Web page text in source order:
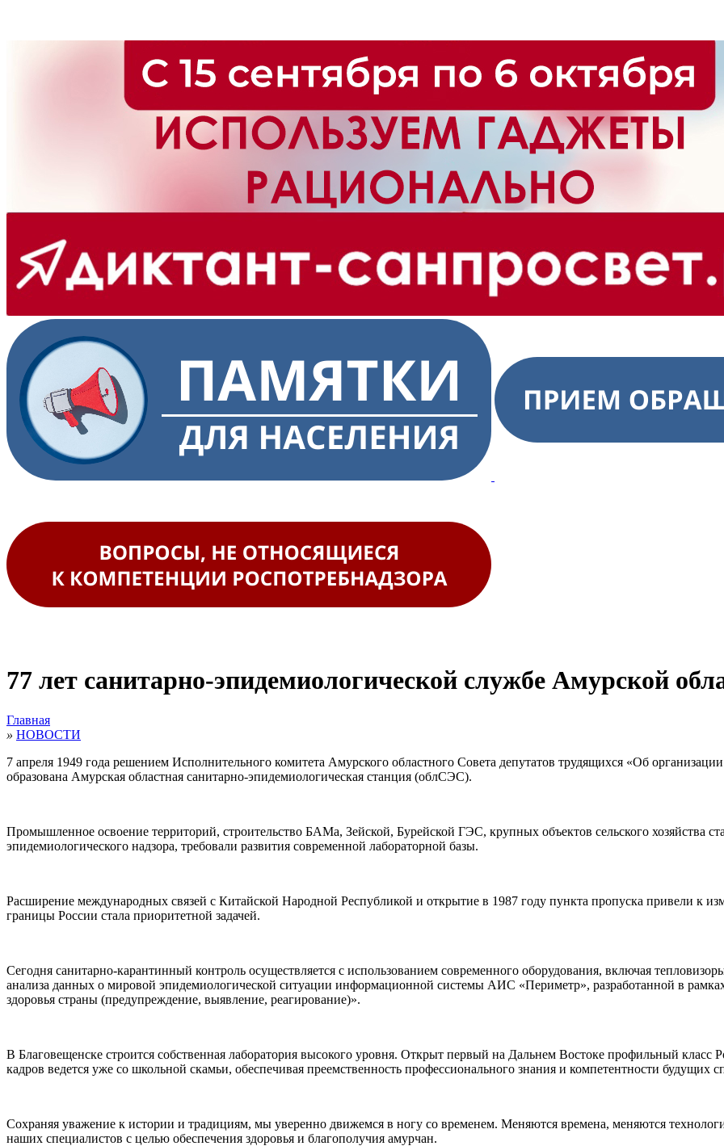
77 лет санитарно-эпидемиологической службе Амурской
Главная
» НОВОСТИ
7 апреля 1949 года решением Исполнительного комитета Амурского областного Совета депутатов трудящихся «Об
образована Амурская областная санитарно-эпидемиологическая станция (облСЭС).
Промышленное освоение территорий, строительство БАМа, Зейской, Бурейской ГЭС, крупных объектов сельского хозяйства
эпидемиологического надзора, требовали развития современной лабораторной базы.
Расширение международных связей с Китайской Народной Республикой и открытие в 1987 году пункта пропуска привели к
границы России стала приоритетной задачей.
Сегодня санитарно-карантинный контроль осуществляется с использованием современного оборудования, включая
анализа данных о мировой эпидемиологической ситуации информационной системы АИС «Периметр», разработанной в
здоровья страны (предупреждение, выявление, реагирование)».
В Благовещенске строится собственная лаборатория высокого уровня. Открыт первый на Дальнем Востоке профильный класс
кадров ведется уже со школьной скамьи, обеспечивая преемственность профессионального знания и компетентности будущих
Сохраняя уважение к истории и традициям, мы уверенно движемся в ногу со временем. Меняются времена, меняются
наших специалистов с целью обеспечения здоровья и благополучия амурчан.